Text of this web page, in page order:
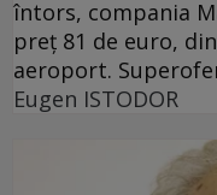
întors, compania
preţ 81 de euro,
aeroport.
Eugen ISTODOR